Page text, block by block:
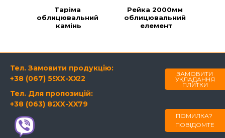
Таріма
облицювальний
камінь
Рейка 2000мм
облицювальний
елемент
Тел. Замовити продукцію:
+38 (067) 594-21-22
XX-XX
Тел. Для пропозицій:
+38 (063) 820-60-79
XX-XX
ЗАМОВИТИ
УКЛАДАННЯ
ПЛИТКИ
ПОМИЛКА?
ПОВІДОМТЕ